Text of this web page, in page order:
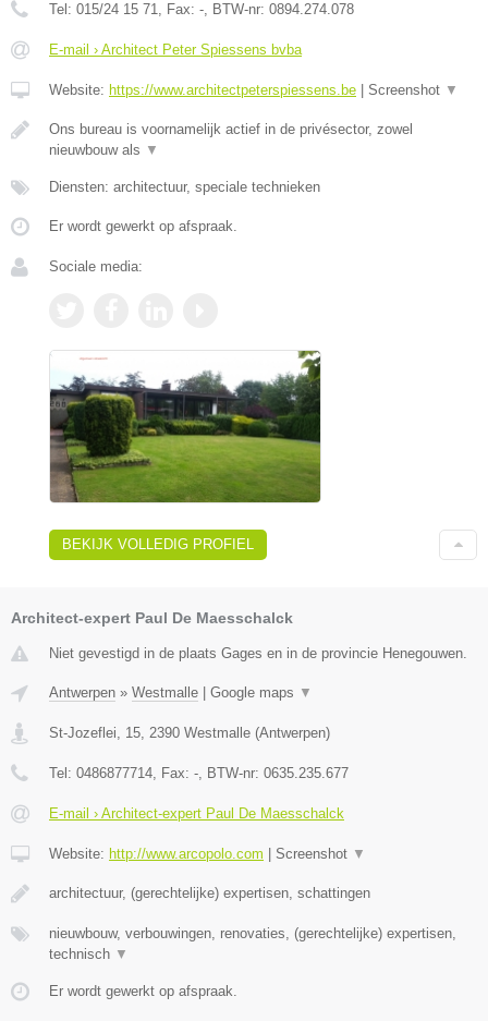
Tel: 015/24 15 71, Fax: -, BTW-nr: 0894.274.078
E-mail › Architect Peter Spiessens bvba
Website: https://www.architectpeterspiessens.be Screenshot ▼
Ons bureau is voornamelijk actief in de privésector, zowel
nieuwbouw als ▼
Diensten: architectuur, speciale technieken
Er wordt gewerkt op afspraak.
Sociale media:
BEKIJK VOLLEDIG PROFIEL
Architect-expert Paul De Maesschalck
Niet gevestigd in de plaats Gages en in de provincie Henegouwen.
Antwerpen » Westmalle Google maps ▼
St-Jozeflei, 15 2390 Westmalle (Antwerpen)
Tel: 0486877714 , Fax: - , BTW-nr: 0635.235.677
E-mail › Architect-expert Paul De Maesschalck
Website: http://www.arcopolo.com Screenshot ▼
architectuur, (gerechtelijke) expertisen, schattingen
nieuwbouw, verbouwingen, renovaties, (gerechtelijke) expertisen,
technisch ▼
Er wordt gewerkt op afspraak.